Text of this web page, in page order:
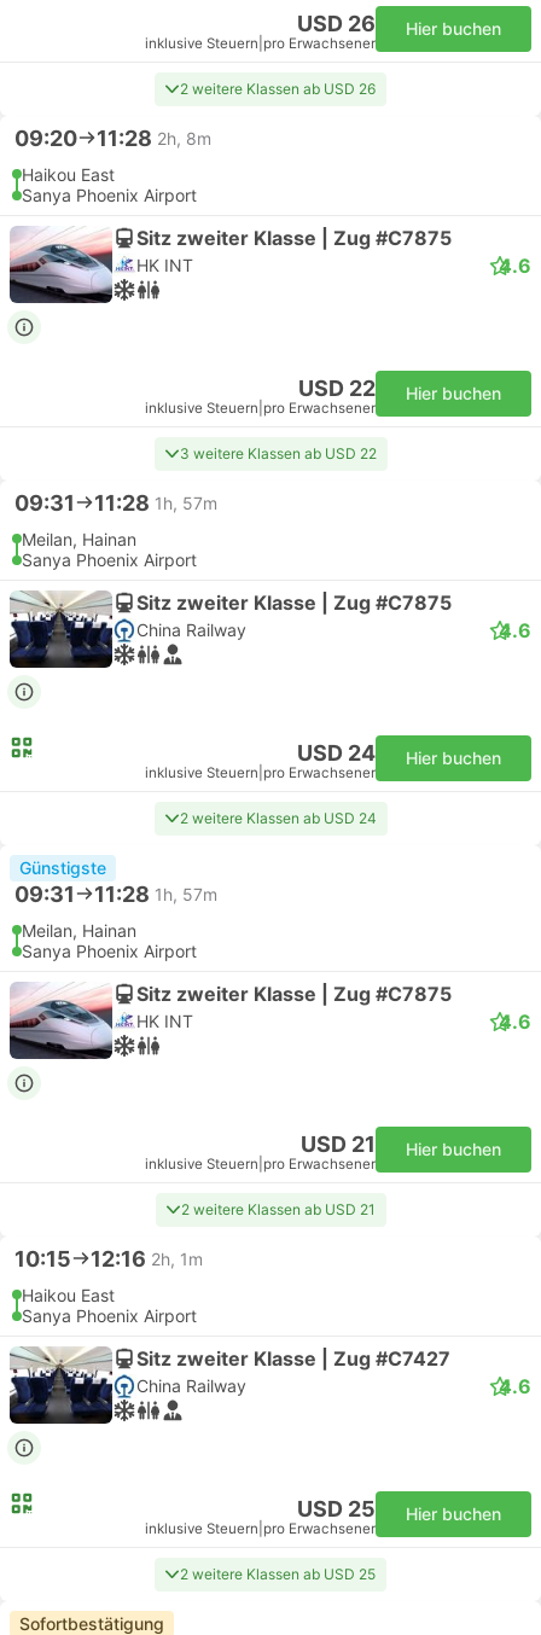
USD 26
inklusive Steuern pro Erwachsener
Hier buchen
2 weitere Klassen ab USD 26
09:20 11:28 2h, 8m
Haikou East
Sanya Phoenix Airport
Sitz zweiter Klasse | Zug #C7875
HK INT 4.6
USD 22
inklusive Steuern pro Erwachsener
Hier buchen
3 weitere Klassen ab USD 22
09:31 11:28 1h, 57m
Meilan, Hainan
Sanya Phoenix Airport
Sitz zweiter Klasse | Zug #C7875
China Railway 4.6
USD 24
inklusive Steuern pro Erwachsener
Hier buchen
2 weitere Klassen ab USD 24
Günstigste
09:31 11:28 1h, 57m
Meilan, Hainan
Sanya Phoenix Airport
Sitz zweiter Klasse | Zug #C7875
HK INT 4.6
USD 21
inklusive Steuern pro Erwachsener
Hier buchen
2 weitere Klassen ab USD 21
10:15 12:16 2h, 1m
Haikou East
Sanya Phoenix Airport
Sitz zweiter Klasse | Zug #C7427
China Railway 4.6
USD 25
inklusive Steuern pro Erwachsener
Hier buchen
2 weitere Klassen ab USD 25
Sofortbestätigung